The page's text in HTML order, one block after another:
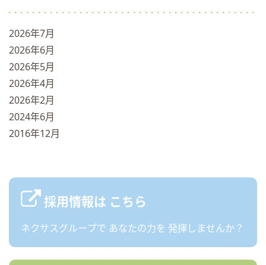
2026年7月
2026年6月
2026年5月
2026年4月
2026年2月
2024年6月
2016年12月
採用情報は こちら
ネクサスグループで あなたの力を 発揮しませんか？